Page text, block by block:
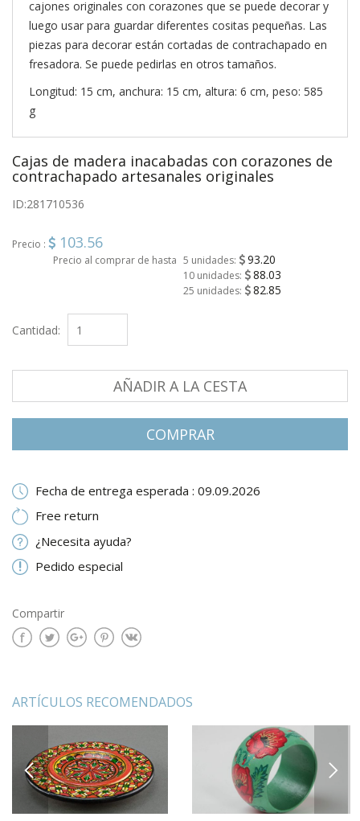
cajones originales con corazones que se puede decorar y
luego usar para guardar diferentes cositas pequeñas. Las
piezas para decorar están cortadas de contrachapado en
fresadora. Se puede pedirlas en otros tamaños.
Longitud: 15 cm, anchura: 15 cm, altura: 6 cm, peso: 585
g
Cajas de madera inacabadas con corazones de
contrachapado artesanales originales
ID:281710536
Precio : 103.56
Precio al comprar de hasta 5 unidades: 93.20
10 unidades: 88.03
25 unidades: 82.85
Cantidad:
AÑADIR A LA CESTA
СOMPRAR
Fecha de entrega esperada : 09.09.2026
Free return
¿Necesita ayuda?
Pedido especial
Compartir
ARTÍCULOS RECOMENDADOS
PREVIOUS NEXT